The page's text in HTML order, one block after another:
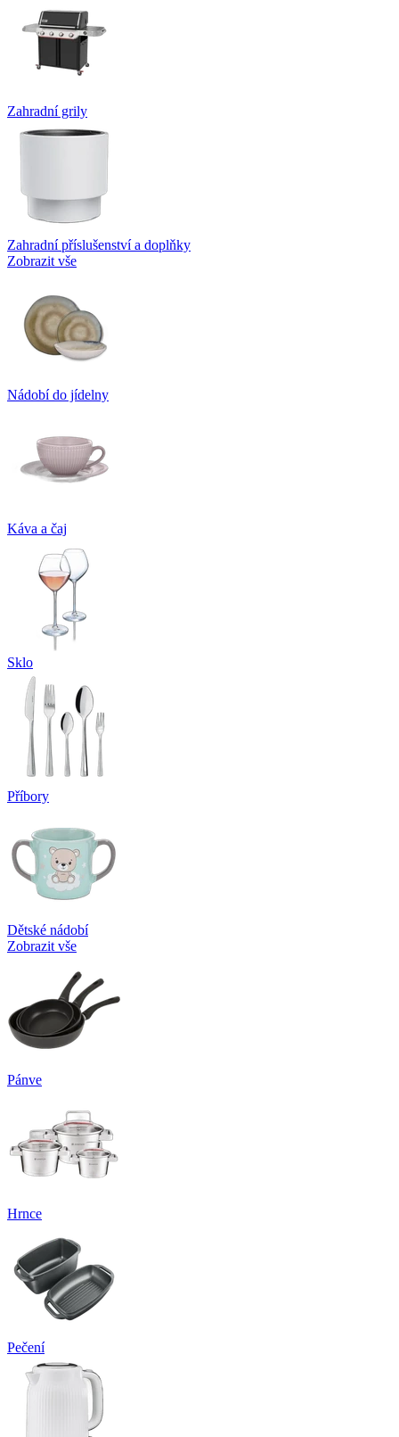
Zahradní grily
Zahradní příslušenství a doplňky
Zobrazit vše
Nádobí do jídelny
Káva a čaj
Sklo
Příbory
Dětské nádobí
Zobrazit vše
Pánve
Hrnce
Pečení